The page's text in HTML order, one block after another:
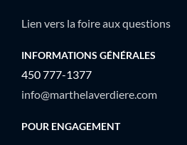
Lien vers la foire aux questions
INFORMATIONS GÉNÉRALES
450 777-1377
info@marthelaverdiere.com
POUR ENGAGEMENT